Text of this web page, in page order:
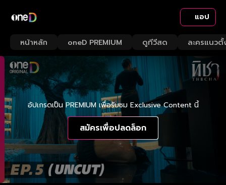
แอป
หน้าหลัก oneD PREMIUM ดูทีวีสด ละครแนวตั้
อัปเกรดเป็น PREMIUM เพื่อรับชม Exclusive Content นี้
สมัครเพื่อปลดล็อก